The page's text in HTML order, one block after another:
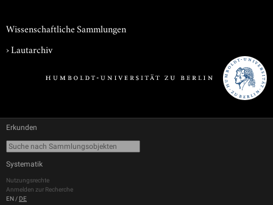
Wissenschaftliche Sammlungen
›Lautarchiv
Erkunden
Systematik
Nutzungsrechte
Anmelden zur Recherche
EN / DE